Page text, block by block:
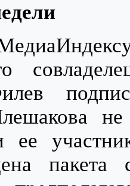
ее
пакета